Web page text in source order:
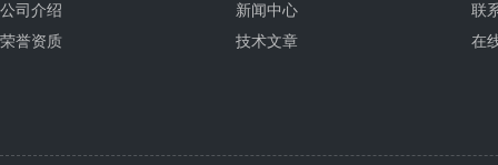
公司介绍
荣誉资质
新闻中心
技术文章
联
在